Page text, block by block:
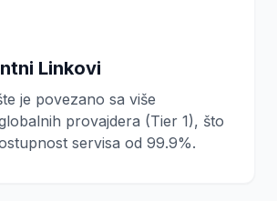
Linkovi
je povezano sa više
provajdera (Tier 1), što
servisa od 99.9%.